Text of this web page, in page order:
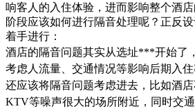
响客人的入住体验，进而影响整个酒
阶段应该如何进行隔音处理呢？正反
着手进行：
酒店的隔音问题其实从选址***开始了
考虑人流量、交通情况等影响后期入
还应该将隔音问题考虑进去，比如酒店
KTV等噪声很大的场所附近，同时交